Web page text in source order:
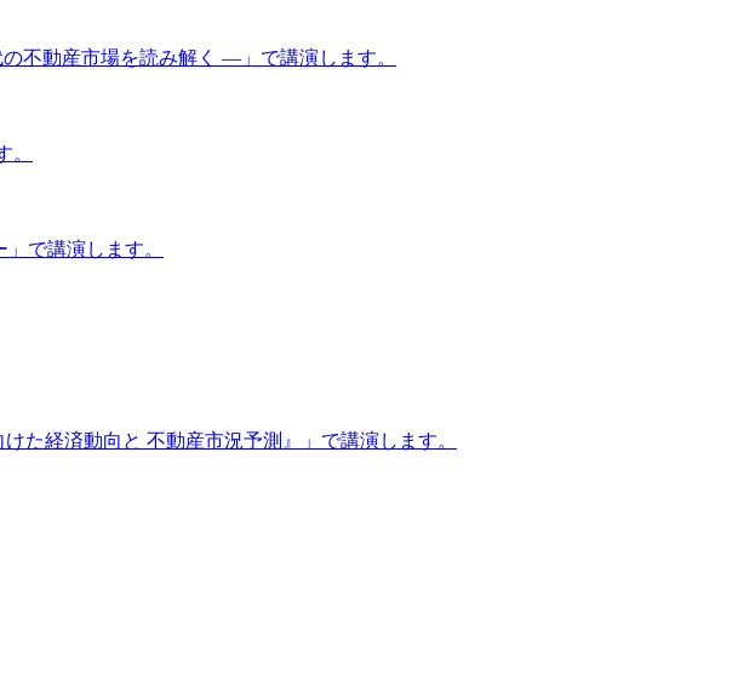
不動産市場を読み解く ―」で講演します。
。
で講演します。
た経済動向と 不動産市況予測』」で講演します。